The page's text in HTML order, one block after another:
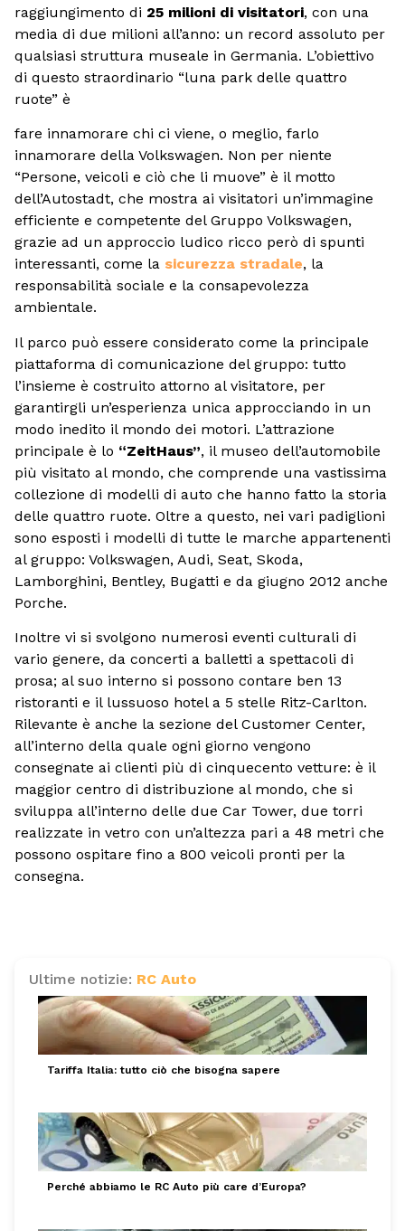
raggiungimento di 25 milioni di visitatori, con una
media di due milioni all’anno: un record assoluto per
qualsiasi struttura museale in Germania. L’obiettivo
di questo straordinario “luna park delle quattro
ruote” è
fare innamorare chi ci viene, o meglio, farlo
innamorare della Volkswagen. Non per niente
“Persone, veicoli e ciò che li muove” è il motto
dell’Autostadt, che mostra ai visitatori un’immagine
efficiente e competente del Gruppo Volkswagen,
grazie ad un approccio ludico ricco però di spunti
interessanti, come la sicurezza stradale, la
responsabilità sociale e la consapevolezza
ambientale.
Il parco può essere considerato come la principale
piattaforma di comunicazione del gruppo: tutto
l’insieme è costruito attorno al visitatore, per
garantirgli un’esperienza unica approcciando in un
modo inedito il mondo dei motori. L’attrazione
principale è lo “ZeitHaus”, il museo dell’automobile
più visitato al mondo, che comprende una vastissima
collezione di modelli di auto che hanno fatto la storia
delle quattro ruote. Oltre a questo, nei vari padiglioni
sono esposti i modelli di tutte le marche appartenenti
al gruppo: Volkswagen, Audi, Seat, Skoda,
Lamborghini, Bentley, Bugatti e da giugno 2012 anche
Porche.
Inoltre vi si svolgono numerosi eventi culturali di
vario genere, da concerti a balletti a spettacoli di
prosa; al suo interno si possono contare ben 13
ristoranti e il lussuoso hotel a 5 stelle Ritz-Carlton.
Rilevante è anche la sezione del Customer Center,
all’interno della quale ogni giorno vengono
consegnate ai clienti più di cinquecento vetture: è il
maggior centro di distribuzione al mondo, che si
sviluppa all’interno delle due Car Tower, due torri
realizzate in vetro con un’altezza pari a 48 metri che
possono ospitare fino a 800 veicoli pronti per la
consegna.
Ultime notizie: RC Auto
Tariffa Italia: tutto ciò che bisogna sapere
Perché abbiamo le RC Auto più care d’Europa?